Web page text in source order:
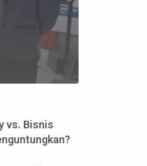
vs. Bisnis